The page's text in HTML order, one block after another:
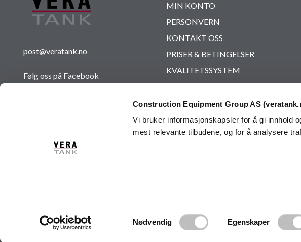
Construction Equipment Group AS
Vi bruker informasjonskapsler for å gi innhold
mest relevante tilbudene, og for å analysere
Nødvendig Egenskaper
post@veratank.no
Følg oss på Facebook
MIN KONTO
PERSONVERN
KONTAKT OSS
PRISER & BETINGELSER
KVALITETSSYSTEM
BÆREKRAFT
BLOGG
NYHETSBREV
SALGS- OG